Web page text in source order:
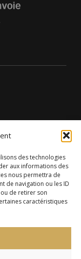
des technologies
aux informations des
nous permettra de
de navigation ou les ID
de retirer son
caractéristiques
Augustin-de-